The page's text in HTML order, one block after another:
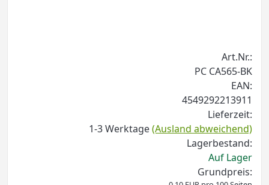
Art.Nr.:
PC CA565-BK
EAN:
4549292213911
Lieferzeit:
1-3 Werktage(Ausland abweichend)
Lagerbestand:
Auf Lager
Grundpreis: